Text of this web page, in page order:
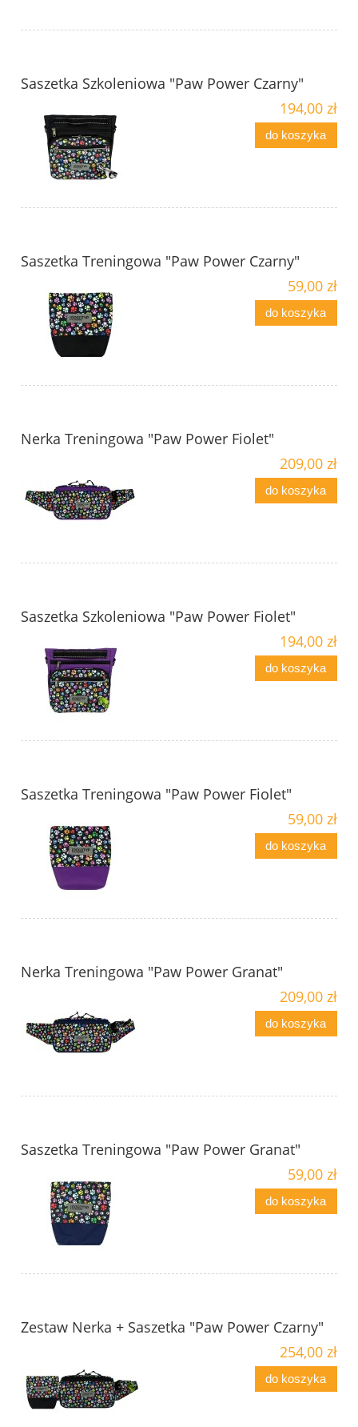
Saszetka Szkoleniowa "Paw Power Czarny"
194,00 zł
do koszyka
Saszetka Treningowa "Paw Power Czarny"
59,00 zł
do koszyka
Nerka Treningowa "Paw Power Fiolet"
209,00 zł
do koszyka
Saszetka Szkoleniowa "Paw Power Fiolet"
194,00 zł
do koszyka
Saszetka Treningowa "Paw Power Fiolet"
59,00 zł
do koszyka
Nerka Treningowa "Paw Power Granat"
209,00 zł
do koszyka
Saszetka Treningowa "Paw Power Granat"
59,00 zł
do koszyka
Zestaw Nerka + Saszetka "Paw Power Czarny"
254,00 zł
do koszyka